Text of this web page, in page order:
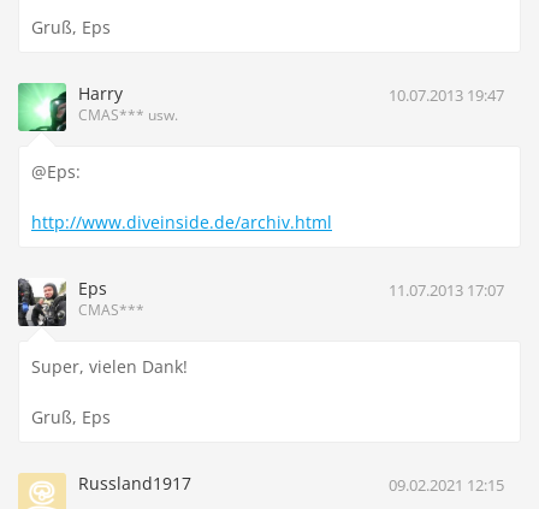
Gruß, Eps
Harry
CMAS*** usw.
10.07.2013 19:47
@Eps:
http://www.diveinside.de/archiv.html
Eps
CMAS***
11.07.2013 17:07
Super, vielen Dank!
Gruß, Eps
Russland1917 09.02.2021 12:15